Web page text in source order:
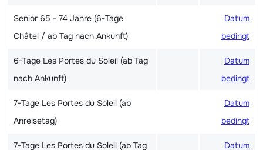
Senior 65 - 74 Jahre (6-Tage
Châtel / ab Tag nach Ankunft)
Datum
bedingt
6-Tage Les Portes du Soleil (ab Tag
nach Ankunft)
Datum
bedingt
7-Tage Les Portes du Soleil (ab
Anreisetag)
Datum
bedingt
7-Tage Les Portes du Soleil (ab Tag
Datum